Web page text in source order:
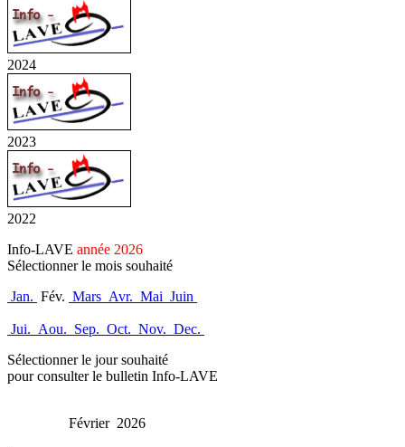
2024
2023
2022
Info-LAVE année 2026
Sélectionner le mois souhaité
Jan. Fév. Mars Avr. Mai Juin
Jui. Aou. Sep. Oct. Nov. Dec.
Sélectionner le jour souhaité
pour consulter le bulletin Info-LAVE
Février 2026